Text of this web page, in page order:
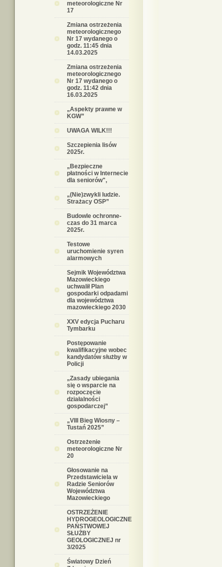
meteorologiczne Nr
17
Zmiana ostrzeżenia
meteorologicznego
Nr 17 wydanego o
godz. 11:45 dnia
14.03.2025
Zmiana ostrzeżenia
meteorologicznego
Nr 17 wydanego o
godz. 11:42 dnia
16.03.2025
„Aspekty prawne w
KGW”
UWAGA WILK!!!
Szczepienia lisów
2025r.
„Bezpieczne
płatności w Internecie
dla seniorów",
„(Nie)zwykli ludzie.
Strażacy OSP”
Budowle ochronne-
czas do 31 marca
2025r.
Testowe
uruchomienie syren
alarmowych
Sejmik Województwa
Mazowieckiego
uchwalił Plan
gospodarki odpadami
dla województwa
mazowieckiego 2030
XXV edycja Pucharu
Tymbarku
Postępowanie
kwalifikacyjne wobec
kandydatów służby w
Policji
„Zasady ubiegania
się o wsparcie na
rozpoczęcie
działalności
gospodarczej”
„VIII Bieg Wiosny –
Tustań 2025”
Ostrzeżenie
meteorologiczne Nr
20
Głosowanie na
Przedstawiciela w
Radzie Seniorów
Województwa
Mazowieckiego
OSTRZEŻENIE
HYDROGEOLOGICZNE
PAŃSTWOWEJ
SŁUŻBY
GEOLOGICZNEJ nr
3/2025
Światowy Dzień